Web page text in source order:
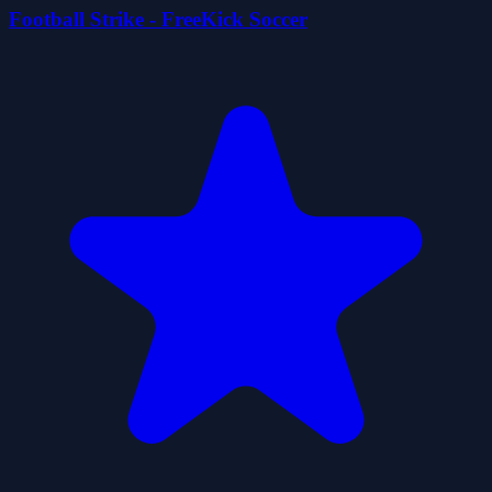
Football Strike - FreeKick Soccer